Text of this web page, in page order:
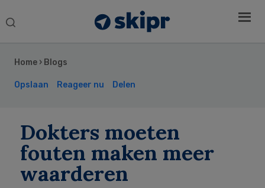
Search
Home › Blogs
Opslaan Reageer nu Delen
Dokters moeten
fouten maken meer
waarderen
Sidebar